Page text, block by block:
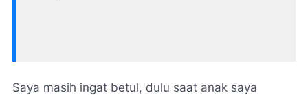
Saya masih ingat betul, dulu saat anak saya